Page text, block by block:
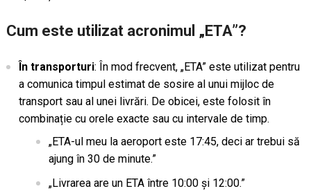
Cum este utilizat acronimul „ETA”?
În transporturi: În mod frecvent, „ETA” este utilizat pentru
a comunica timpul estimat de sosire al unui mijloc de
transport sau al unei livrări. De obicei, este folosit în
combinație cu orele exacte sau cu intervale de timp.
„ETA-ul meu la aeroport este 17:45, deci ar trebui să
ajung în 30 de minute.”
„Livrarea are un ETA între 10:00 și 12:00.”